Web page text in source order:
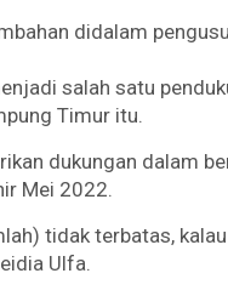
didalam
salah satu
Timur itu.
dukungan dalam
Mei 2022.
tidak terbatas,
Ulfa.